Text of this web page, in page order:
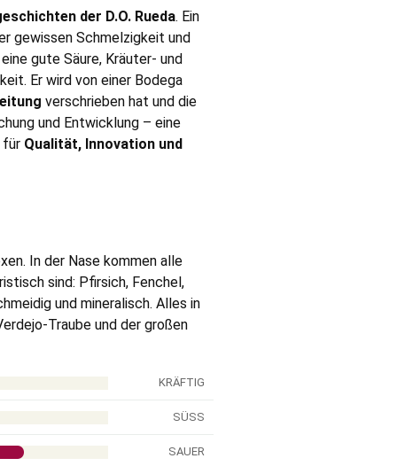
der D.O. Rueda. Ein
gewissen Schmelzigkeit und
gute Säure, Kräuter- und
Er wird von einer Bodega
verschrieben hat und die
und Entwicklung – eine
für Qualität, Innovation und
In der Nase kommen alle
sind: Pfirsich, Fenchel,
und mineralisch. Alles in
Traube und der großen
KRÄFTIG
SÜSS
SAUER